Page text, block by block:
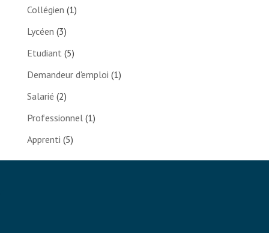
Collégien (1)
Lycéen (3)
Etudiant (5)
Demandeur d'emploi (1)
Salarié (2)
Professionnel (1)
Apprenti (5)